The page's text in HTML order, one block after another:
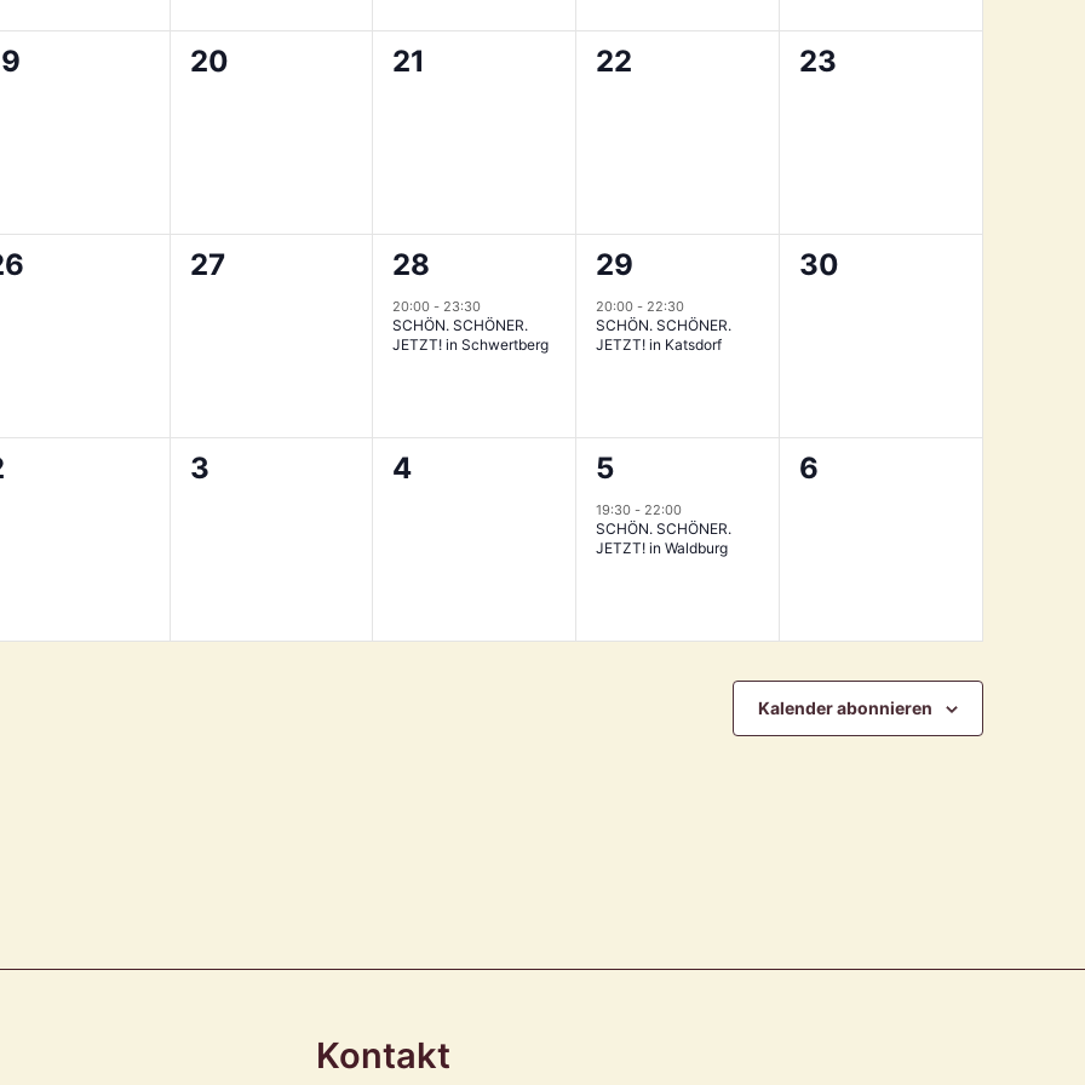
0
20
0
21
0
22
0
23
0
Veranstaltungen,
27
1
Veranstaltung,
28
20:00- 23:30
SCHÖN. SCHÖNER.
JETZT! in Schwertberg
1
Veranstaltung,
29
20:00- 22:30
SCHÖN. SCHÖNER.
JETZT! in Katsdorf
0
30
0
3
0
Veranstaltungen,
4
1
Veranstaltung,
5
19:30- 22:00
SCHÖN. SCHÖNER.
JETZT! in Waldburg
0
6
Kalender abonnieren
Kontakt